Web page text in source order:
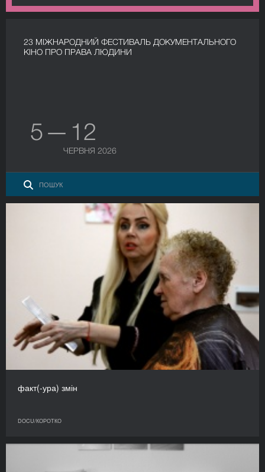
23 МІЖНАРОДНИЙ ФЕСТИВАЛЬ ДОКУМЕНТАЛЬНОГО
КІНО ПРО ПРАВА ЛЮДИНИ
5 — 12
ЧЕРВНЯ 2026
факт(-ура) змін
DOCU/КОРОТКО